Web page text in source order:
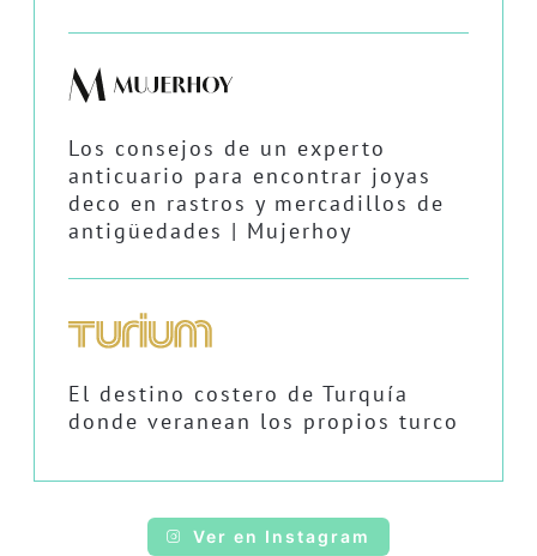
Los consejos de un experto
anticuario para encontrar joyas
deco en rastros y mercadillos de
antigüedades | Mujerhoy
El destino costero de Turquía
donde veranean los propios turco
Ver en Instagram